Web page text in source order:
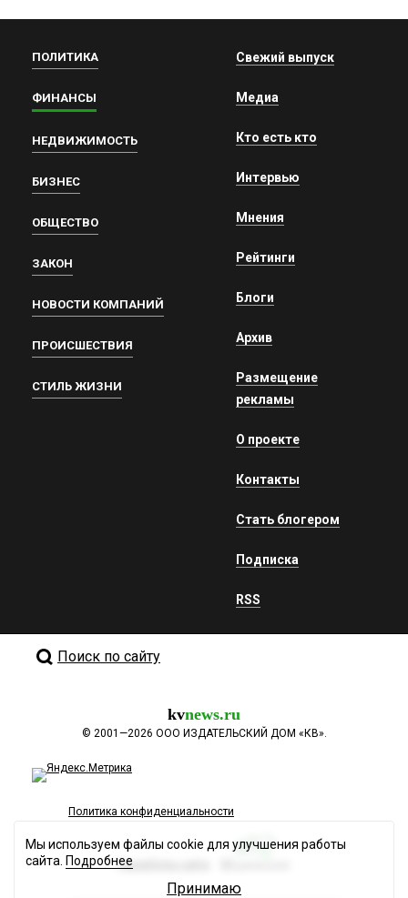
ПОЛИТИКА
ФИНАНСЫ
НЕДВИЖИМОСТЬ
БИЗНЕС
ОБЩЕСТВО
ЗАКОН
НОВОСТИ КОМПАНИЙ
ПРОИСШЕСТВИЯ
СТИЛЬ ЖИЗНИ
Свежий выпуск
Медиа
Кто есть кто
Интервью
Мнения
Рейтинги
Блоги
Архив
Размещение
рекламы
О проекте
Контакты
Стать блогером
Подписка
RSS
Поиск по сайту
kvnews.ru
© 2001—2026 ООО ИЗДАТЕЛЬСКИЙ ДОМ «КВ».
Политика конфиденциальности
Разработка сайта
Мы используем файлы cookie для улучшения работы
сайта. Подробнее
Принимаю